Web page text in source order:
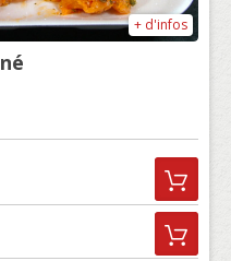
+ d'infos